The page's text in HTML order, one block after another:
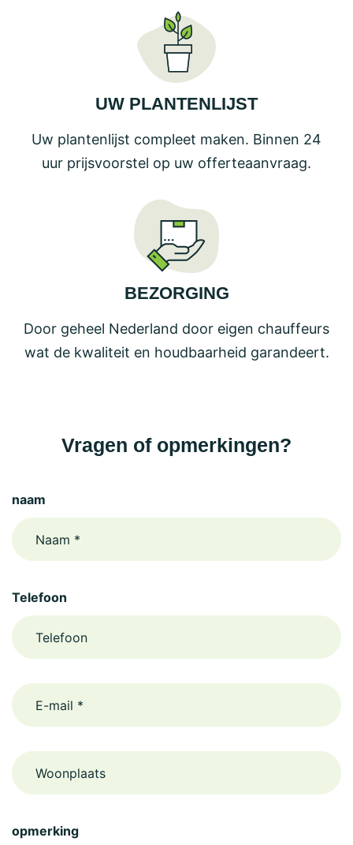
UW PLANTENLIJST
Uw plantenlijst compleet maken. Binnen 24
uur prijsvoorstel op uw offerteaanvraag.
BEZORGING
Door geheel Nederland door eigen chauffeurs
wat de kwaliteit en houdbaarheid garandeert.
Vragen of opmerkingen?
naam
Telefoon
email
Woonplaats
opmerking